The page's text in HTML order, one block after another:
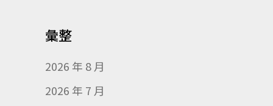
彙整
2026 年 8 月
2026 年 7 月